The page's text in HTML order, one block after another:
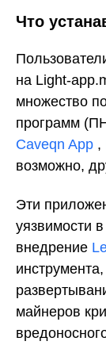
Что
на Light-
множество
программ
Caveqn App ,
возможно,
Эти
уязвимости
внедрение
майнеров